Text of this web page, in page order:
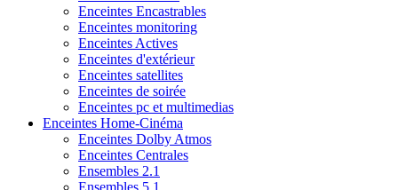
Enceintes Encastrables
Enceintes monitoring
Enceintes Actives
Enceintes d'extérieur
Enceintes satellites
Enceintes de soirée
Enceintes pc et multimedias
Enceintes Home-Cinéma
Enceintes Dolby Atmos
Enceintes Centrales
Ensembles 2.1
Ensembles 5.1